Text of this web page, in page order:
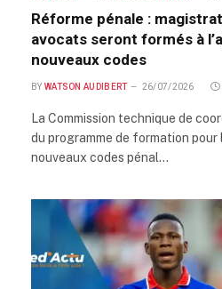
Réforme pénale :
avocats seront formés à
nouveaux codes
BY WATSON AUDIBERT 26/07/2026
La Commission technique de
du programme de formation pour
nouveaux codes pénal…